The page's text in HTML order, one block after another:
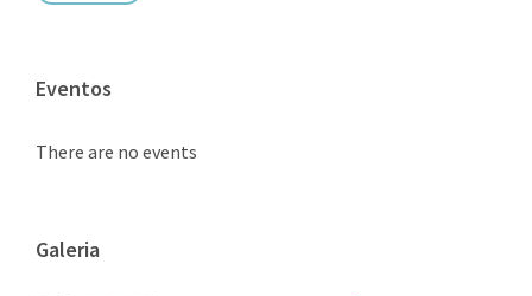
Eventos
There are no events
Galeria